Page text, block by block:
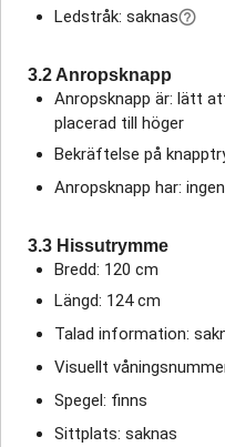
Ledstråk: saknas
3.2 Anropsknapp
Anropsknapp är: lätt
placerad till höger
Bekräftelse på
Anropsknapp har:
3.3 Hissutrymme
Bredd: 120 cm
Längd: 124 cm
Talad information:
Visuellt
Spegel: finns
Sittplats: saknas